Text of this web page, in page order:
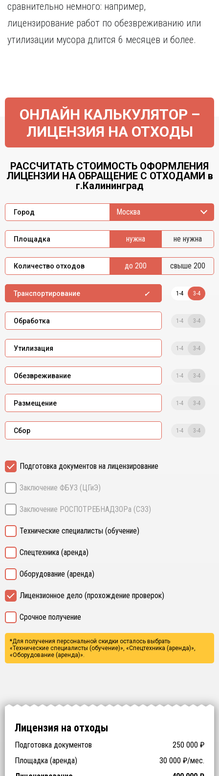
сравнительно немного: например,
лицензирование работ по обезвреживанию или
утилизации мусора длится 6 месяцев и более.
ОНЛАЙН КАЛЬКУЛЯТОР –
ЛИЦЕНЗИЯ НА ОТХОДЫ
РАССЧИТАТЬ СТОИМОСТЬ ОФОРМЛЕНИЯ
ЛИЦЕНЗИИ НА ОБРАЩЕНИЕ С ОТХОДАМИ в
г.Калининград
Город Москва
Площадка нужна не нужна
Количество отходов до 200 свыше 200
Транспортирование 1-4 3-4
Обработка 1-4 3-4
Утилизация 1-4 3-4
Обезвреживание 1-4 3-4
Размещение 1-4 3-4
Сбор 1-4 3-4
Подготовка документов на лицензирование
Заключение ФБУЗ (ЦГиЭ)
Заключение РОСПОТРЕБНАДЗОРа (СЭЗ)
Технические специалисты (обучение)
Спецтехника (аренда)
Оборудование (аренда)
Лицензионное дело (прохождение проверок)
Срочное получение
*Для получения персональной скидки осталось выбрать
«Технические специалисты (обучение)», «Спецтехника (аренда)»,
«Оборудование (аренда)».
Лицензия на отходы
Подготовка документов 250 000 ₽
Заключение ФБУЗ (ЦГиЭ)
NaN₽
Заключение РОСПОТРЕБНАДЗОРа (СЭЗ) NaN₽
Технические специалисты (обучение) ₽
Отходы > 200 ₽
Спецтехника (аренда) ₽
Оборудование (аренда) ₽
Площадка (аренда) 30 000 ₽/мес.